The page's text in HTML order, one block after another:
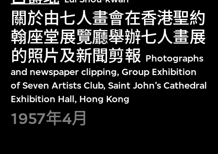
關於由七人畫會在香港聖約
翰座堂展覽廳舉辦七人畫展
的照片及新聞剪報 Photographs
and newspaper clipping, Group Exhibition
of Seven Artists Club, Saint John’s Cathedral
Exhibition Hall, Hong Kong
1957年4月